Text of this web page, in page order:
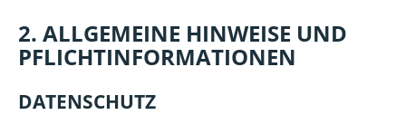
2. ALLGEMEINE HINWEISE UND
PFLICHTINFORMATIONEN
DATENSCHUTZ